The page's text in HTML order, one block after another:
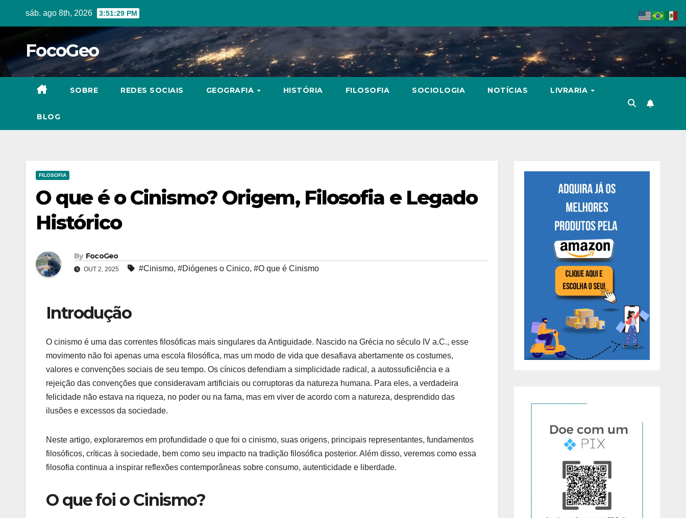
sáb. ago 8th, 2026 3:51:30 PM
FocoGeo
SOBRE REDES SOCIAIS GEOGRAFIA HISTÓRIA FILOSOFIA SOCIOLOGIA NOTÍCIAS LIVRARIA
BLOG
FILOSOFIA
O que é o Cinismo? Origem, Filosofia e Legado
Histórico
By FocoGeo
OUT 2, 2025 #Cinismo, #Diógenes o Cinico, #O que é Cinismo
Introdução
O cinismo é uma das correntes filosóficas mais singulares da Antiguidade. Nascido na Grécia no século IV a.C., esse
movimento não foi apenas uma escola filosófica, mas um modo de vida que desafiava abertamente os costumes,
valores e convenções sociais de seu tempo. Os cínicos defendiam a simplicidade radical, a autossuficiência e a
rejeição das convenções que consideravam artificiais ou corruptoras da natureza humana. Para eles, a verdadeira
felicidade não estava na riqueza, no poder ou na fama, mas em viver de acordo com a natureza, desprendido das
ilusões e excessos da sociedade.
Neste artigo, exploraremos em profundidade o que foi o cinismo, suas origens, principais representantes, fundamentos
filosóficos, críticas à sociedade, bem como seu impacto na tradição filosófica posterior. Além disso, veremos como essa
filosofia continua a inspirar reflexões contemporâneas sobre consumo, autenticidade e liberdade.
O que foi o Cinismo?